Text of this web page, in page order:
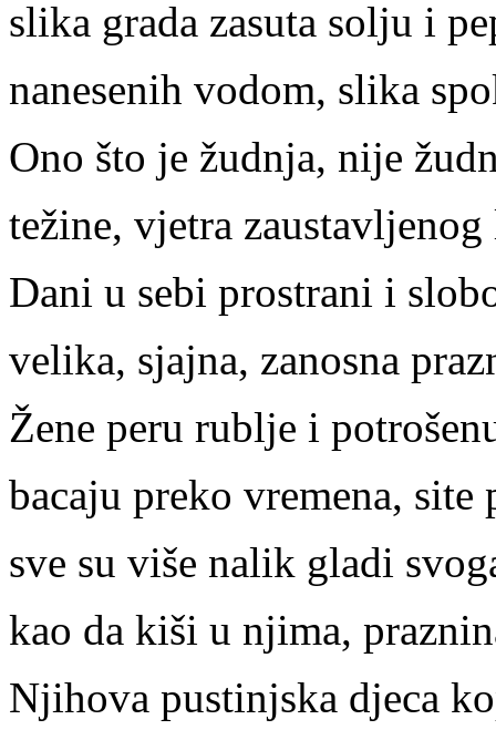
slika grada zasuta solju i
nanesenih vodom, slika
Ono što je žudnja, nije
težine, vjetra
Dani u sebi prostrani i
velika, sjajna, zanosna
Žene peru rublje i
bacaju preko vremena, site
sve su više nalik gladi
kao da kiši u njima,
Njihova pustinjska djeca